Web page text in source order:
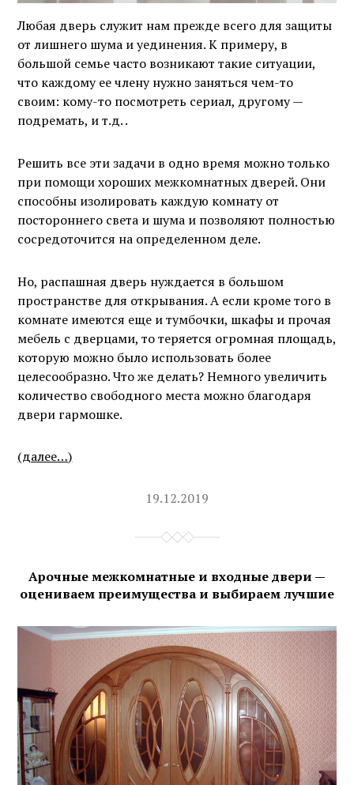
Любая дверь служит нам прежде всего для защиты
от лишнего шума и уединения. К примеру, в
большой семье часто возникают такие ситуации,
что каждому ее члену нужно заняться чем-то
своим: кому-то посмотреть сериал, другому —
подремать, и т.д. .
Решить все эти задачи в одно время можно только
при помощи хороших межкомнатных дверей. Они
способны изолировать каждую комнату от
постороннего света и шума и позволяют полностью
сосредоточится на определенном деле.
Но, распашная дверь нуждается в большом
пространстве для открывания. А если кроме того в
комнате имеются еще и тумбочки, шкафы и прочая
мебель с дверцами, то теряется огромная площадь,
которую можно было использовать более
целесообразно. Что же делать? Немного увеличить
количество свободного места можно благодаря
двери гармошке.
(далее…)
19.12.2019
Арочные межкомнатные и входные двери —
оцениваем преимущества и выбираем лучшие